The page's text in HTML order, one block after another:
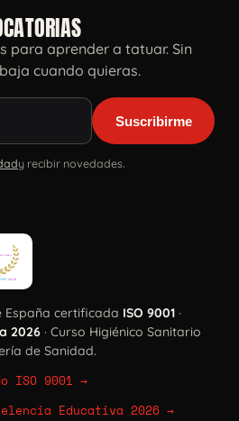
para aprender a tatuar. Sin
cuando quieras.
Suscribirme
y recibir novedades.
España certificada ISO 9001 ·
2026 · Curso Higiénico Sanitario
de Sanidad.
ISO 9001 →
Educativa 2026 →